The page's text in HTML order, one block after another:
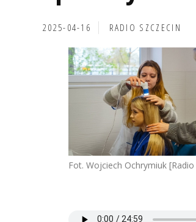
2025-04-16 RADIO SZCZECIN
Fot. Wojciech Ochrymiuk [Radio